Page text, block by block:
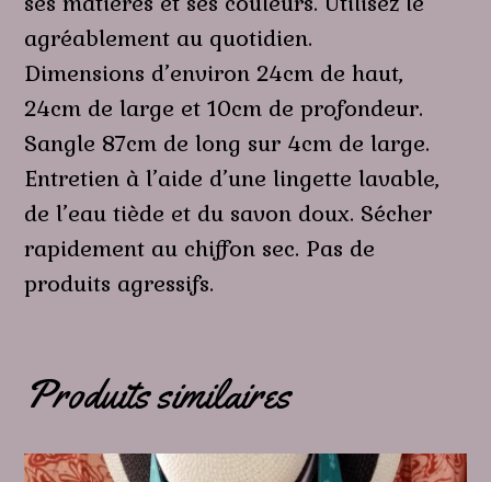
agréablement au quotidien.
Dimensions d’environ 24cm de haut,
24cm de large et 10cm de profondeur.
Sangle 87cm de long sur 4cm de large.
Entretien à l’aide d’une lingette lavable,
de l’eau tiède et du savon doux. Sécher
rapidement au chiffon sec. Pas de
produits agressifs.
Produits similaires